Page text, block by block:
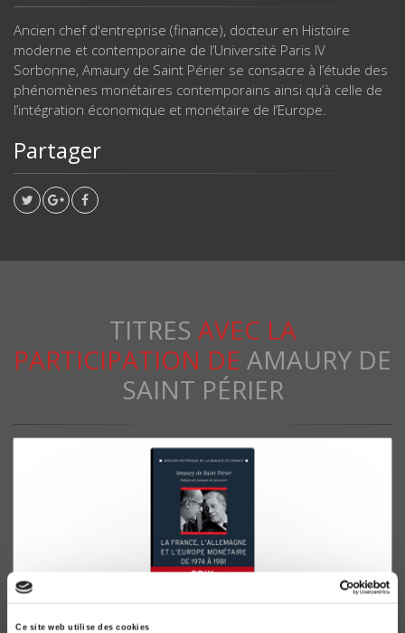
Ce site web utilise des cookies
Ancien chef d'entreprise (finance), docteur en Histoire
moderne et contemporaine de l’Université Paris IV
Sorbonne, Amaury de Saint Périer se consacre à l’étude des
phénomènes monétaires contemporains ainsi qu’à celle de
l’intégration économique et monétaire de l’Europe.
Partager
TITRES AVEC LA
PARTICIPATION DE AMAURY DE
SAINT PÉRIER